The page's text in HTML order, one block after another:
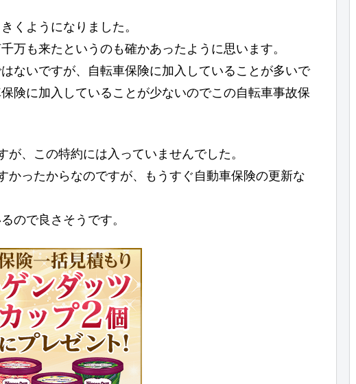
くようになりました。
万も来たというのも確かあったように思います。
ないですが、自転車保険に加入していることが多いで
険に加入していることが少ないのでこの自転車事故保
、この特約には入っていませんでした。
かったからなのですが、もうすぐ自動車保険の更新な
ので良さそうです。